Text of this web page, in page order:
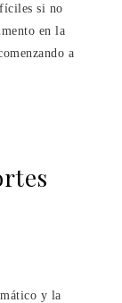
si no
en la
a
y la